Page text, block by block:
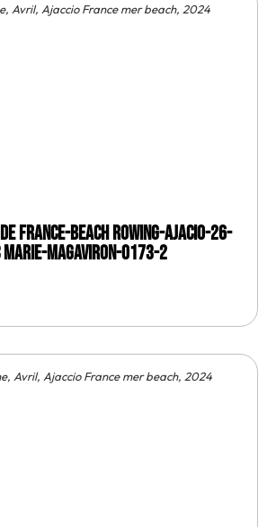
, Avril, Ajaccio France mer beach, 2024
France-Beach rowing-Ajacio-26-
MagAviron-0173-2
, Avril, Ajaccio France mer beach, 2024